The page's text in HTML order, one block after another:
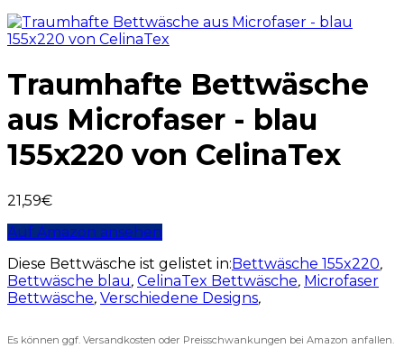
Traumhafte Bettwäsche
aus Microfaser - blau
155x220 von CelinaTex
21,59€
Auf Amazon ansehen
Diese Bettwäsche ist gelistet in:Bettwäsche 155x220,
Bettwäsche blau, CelinaTex Bettwäsche, Microfaser
Bettwäsche, Verschiedene Designs,
Es können ggf. Versandkosten oder Preisschwankungen bei Amazon anfallen.